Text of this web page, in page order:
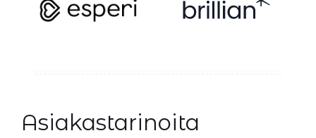
Asiakastarinoita